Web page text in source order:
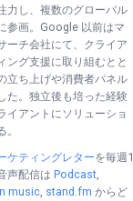
力し、複数のグローバル
参画。Google 以前はマ
ーチ会社にて、クライア
ング支援に取り組むとと
立ち上げや消費者パネル
た。独立後も培った経験
イアントにソリューショ
ケティングレターを毎週1
声配信は Podcast,
music, stand.fm からど